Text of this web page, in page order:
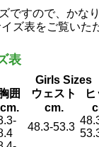
ですので、かな
ズ表をご覧いた
表
Girls Sizes
囲
cm.
ウェスト
cm.
48.3-53.3